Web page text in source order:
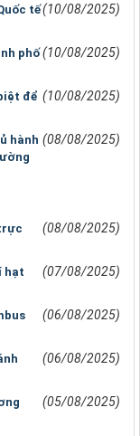
tế(10/08/2025)
phố (10/08/2025)
để (10/08/2025)
hành (08/08/2025)
(08/08/2025)
hạt
(07/08/2025)
(06/08/2025)
(06/08/2025)
(05/08/2025)